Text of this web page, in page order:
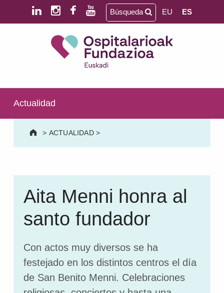
Saltar al contenido principal
Saltar al pie de página
SALUD MENTAL | DISCAPACIDAD INTELECTUAL | NEURORREHABILITACIÓN Y DAÑO CEREBRAL | PERSONA MAYOR
Búsqueda EU ES
Actualidad
> ACTUALIDAD>
Aita Menni honra al
santo fundador
Con actos muy diversos se ha
festejado en los distintos centros el día
de San Benito Menni. Celebraciones